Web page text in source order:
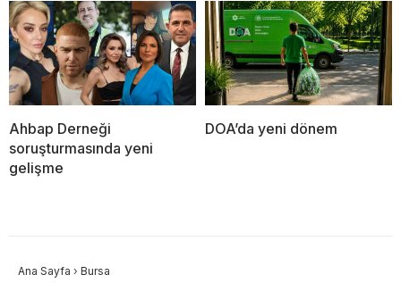
Ahbap Derneği
soruşturmasında yeni
gelişme
DOA’da yeni dönem
Ana Sayfa › Bursa